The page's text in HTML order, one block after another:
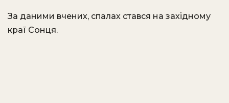
За даними вчених, спалах стався на західному
краї Сонця.